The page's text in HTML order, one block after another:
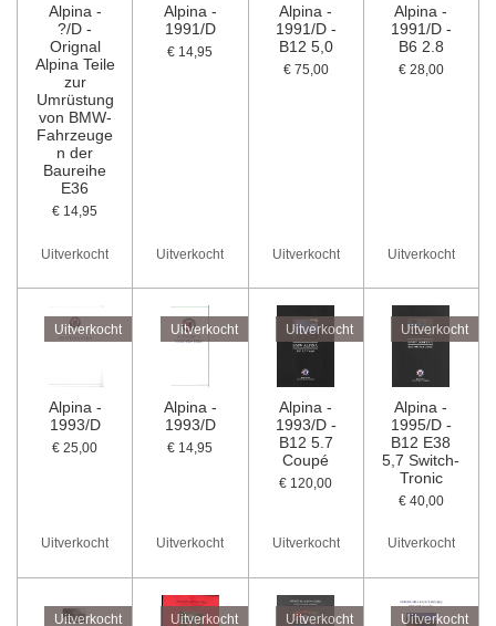
Alpina -
?/D -
Orignal
Alpina Teile
zur
Umrüstung
von BMW-
Fahrzeuge
n der
Baureihe
E36
€ 14,95
Uitverkocht
Alpina -
1991/D
€ 14,95
Uitverkocht
Alpina -
1991/D -
B12 5,0
€ 75,00
Uitverkocht
Alpina -
1991/D -
B6 2.8
€ 28,00
Uitverkocht
Uitverkocht
Alpina -
1993/D
€ 25,00
Uitverkocht
Uitverkocht
Alpina -
1993/D
€ 14,95
Uitverkocht
Uitverkocht
Alpina -
1993/D -
B12 5.7
Coupé
€ 120,00
Uitverkocht
Uitverkocht
Alpina -
1995/D -
B12 E38
5,7 Switch-
Tronic
€ 40,00
Uitverkocht
Uitverkocht Uitverkocht Uitverkocht Uitverkocht